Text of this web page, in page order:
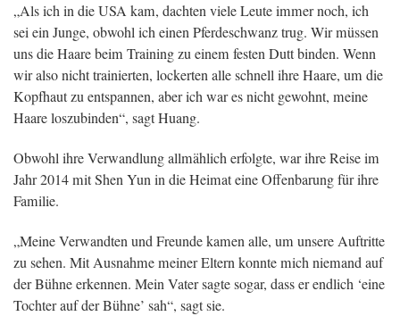
„Als ich in die USA kam, dachten viele Leute immer noch, ich
sei ein Junge, obwohl ich einen Pferdeschwanz trug. Wir müssen
uns die Haare beim Training zu einem festen Dutt binden. Wenn
wir also nicht trainierten, lockerten alle schnell ihre Haare, um die
Kopfhaut zu entspannen, aber ich war es nicht gewohnt, meine
Haare loszubinden“, sagt Huang.
Obwohl ihre Verwandlung allmählich erfolgte, war ihre Reise im
Jahr 2014 mit Shen Yun in die Heimat eine Offenbarung für ihre
Familie.
„Meine Verwandten und Freunde kamen alle, um unsere Auftritte
zu sehen. Mit Ausnahme meiner Eltern konnte mich niemand auf
der Bühne erkennen. Mein Vater sagte sogar, dass er endlich ‘eine
Tochter auf der Bühne’ sah“, sagt sie.